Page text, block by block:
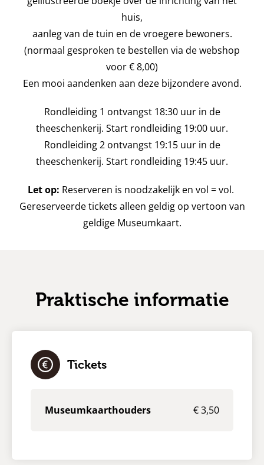
huis,
aanleg van de tuin en de vroegere bewoners.
(normaal gesproken te bestellen via de webshop
voor € 8,00)
Een mooi aandenken aan deze bijzondere avond.
Rondleiding 1 ontvangst 18:30 uur in de
theeschenkerij. Start rondleiding 19:00 uur.
Rondleiding 2 ontvangst 19:15 uur in de
theeschenkerij. Start rondleiding 19:45 uur.
Let op: Reserveren is noodzakelijk en vol = vol.
Gereserveerde tickets alleen geldig op vertoon van
geldige Museumkaart.
Praktische informatie
Tickets
Museumkaarthouders € 3,50